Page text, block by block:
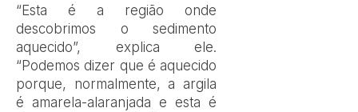
“Esta é a região onde
descobrimos o sedimento
aquecido”, explica ele.
“Podemos dizer que é aquecido
porque, normalmente, a argila
é amarela-alaranjada e esta é